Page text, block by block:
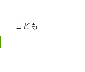
こども